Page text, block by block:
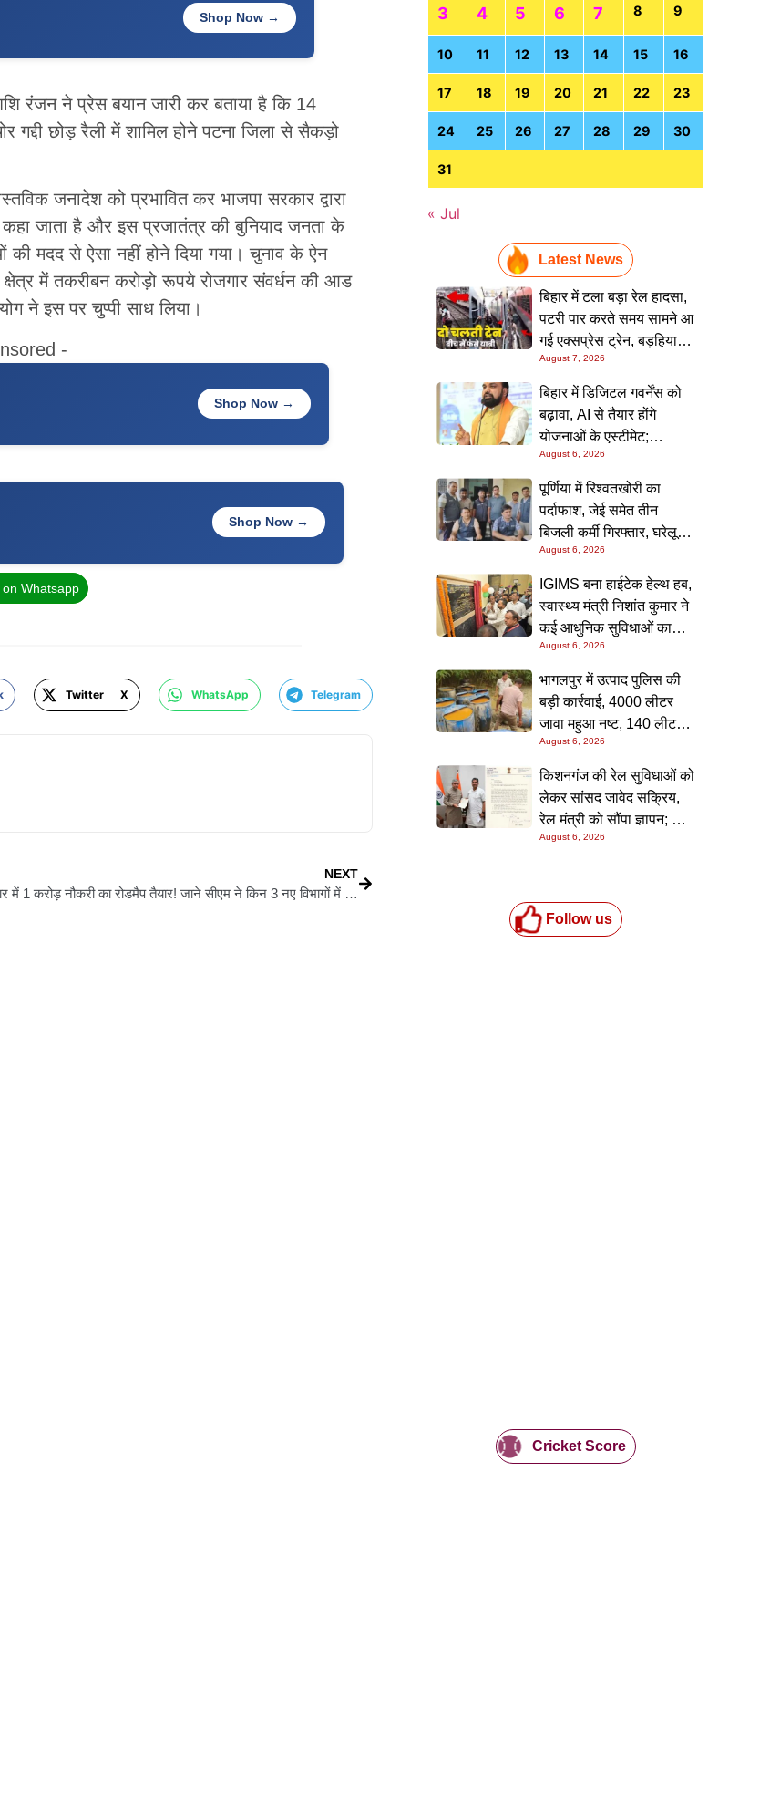
Shop Now →
रंजन ने प्रेस बयान जारी कर बताया है कि 14
गद्दी छोड़ रैली में शामिल होने पटना जिला से सैकड़ो
जनादेश को प्रभावित कर भाजपा सरकार द्वारा
जाता है और इस प्रजातंत्र की बुनियाद जनता के
की मदद से ऐसा नहीं होने दिया गया। चुनाव के ऐन
में तकरीबन करोड़ो रूपये रोजगार संवर्धन की आड
ने इस पर चुप्पी साध लिया।
-
Shop Now →
Shop Now →
Whatsapp
Twitter X WhatsApp Telegram
NEXT
बिहार में 1 करोड़ नौकरी का रोडमैप तैयार! जाने सीएम ने किन 3 नए विभागों में बांटी बड़ी जिम्मेदारी?
3 4 5 6 7 8 9
10 11 12 13 14 15 16
17 18 19 20 21 22 23
24 25 26 27 28 29 30
31
« Jul
Latest News
बिहार में टला बड़ा रेल हादसा,
पटरी पार करते समय सामने आ
गई एक्सप्रेस ट्रेन, बड़हिया
स्टेशन पर मची अफरा-तफरी,
यात्रियों की लापरवाही आई
August 7, 2026
बिहार में डिजिटल गवर्नेंस को
बढ़ावा, AI से तैयार होंगे
योजनाओं के एस्टीमेट;
मुख्यमंत्री ने परियोजना
निगरानी पोर्टल किया लॉन्च
August 6, 2026
पूर्णिया में रिश्वतखोरी का
पर्दाफाश, जेई समेत तीन
बिजली कर्मी गिरफ्तार, घरेलू
कनेक्शन के नाम पर मांगे जा रहे
थे 15 हजार रुपये, निगरानी
टीम ने रंगे हाथ पकड़ा
August 6, 2026
IGIMS बना हाईटेक हेल्थ हब,
स्वास्थ्य मंत्री निशांत कुमार ने
कई आधुनिक सुविधाओं का
किया उद्घाटन; गंभीर मरीजों
के इलाज में आएगा बड़ा सुधार
August 6, 2026
भागलपुर में उत्पाद पुलिस की
बड़ी कार्रवाई, 4000 लीटर
जावा महुआ नष्ट, 140 लीटर
चुलाई शराब बरामद; आरोपी
फरार
August 6, 2026
किशनगंज की रेल सुविधाओं को
लेकर सांसद जावेद सक्रिय,
रेल मंत्री को सौंपा ज्ञापन; दो
आरओबी समेत कई मांगें उठाईं
August 6, 2026
Follow us
Cricket Score